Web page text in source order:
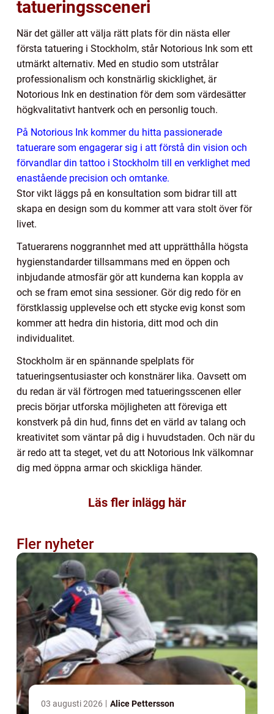
tatueringssceneri
När det gäller att välja rätt plats för din nästa eller
första tatuering i Stockholm, står Notorious Ink som ett
utmärkt alternativ. Med en studio som utstrålar
professionalism och konstnärlig skicklighet, är
Notorious Ink en destination för dem som värdesätter
högkvalitativt hantverk och en personlig touch.
På Notorious Ink kommer du hitta passionerade
tatuerare som engagerar sig i att förstå din vision och
förvandlar din tattoo i Stockholm till en verklighet med
enastående precision och omtanke.
Stor vikt läggs på en konsultation som bidrar till att
skapa en design som du kommer att vara stolt över för
livet.
Tatuerarens noggrannhet med att upprätthålla högsta
hygienstandarder tillsammans med en öppen och
inbjudande atmosfär gör att kunderna kan koppla av
och se fram emot sina sessioner. Gör dig redo för en
förstklassig upplevelse och ett stycke evig konst som
kommer att hedra din historia, ditt mod och din
individualitet.
Stockholm är en spännande spelplats för
tatueringsentusiaster och konstnärer lika. Oavsett om
du redan är väl förtrogen med tatueringsscenen eller
precis börjar utforska möjligheten att föreviga ett
konstverk på din hud, finns det en värld av talang och
kreativitet som väntar på dig i huvudstaden. Och när du
är redo att ta steget, vet du att Notorious Ink välkomnar
dig med öppna armar och skickliga händer.
Läs fler inlägg här
Fler nyheter
03 augusti 2026 Alice Pettersson